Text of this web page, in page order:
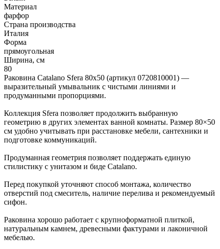
Материал
фарфор
Страна производства
Италия
Форма
прямоугольная
Ширина, см
80
Раковина Catalano Sfera 80x50 (артикул 0720810001) —
выразительный умывальник с чистыми линиями и
продуманными пропорциями.
Коллекция Sfera позволяет продолжить выбранную
геометрию в других элементах ванной комнаты. Размер 80×50
см удобно учитывать при расстановке мебели, сантехники и
подготовке коммуникаций.
Продуманная геометрия позволяет поддержать единую
стилистику с унитазом и биде Catalano.
Перед покупкой уточняют способ монтажа, количество
отверстий под смеситель, наличие перелива и рекомендуемый
сифон.
Раковина хорошо работает с крупноформатной плиткой,
натуральным камнем, древесными фактурами и лаконичной
мебелью.